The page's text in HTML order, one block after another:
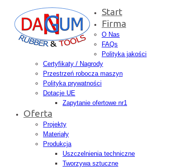
Start
Firma
O Nas
FAQs
Polityka jakości
Certyfikaty / Nagrody
Przestrzeń robocza maszyn
Polityka prywatności
Dotacje UE
Zapytanie ofertowe nr1
Oferta
Projekty
Materiały
Produkcja
Uszczelnienia techniczne
Tworzywa sztuczne